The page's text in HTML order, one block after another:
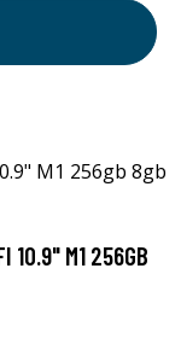
10.9" M1 256GB